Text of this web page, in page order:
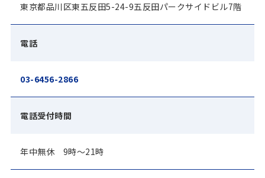
東京都品川区東五反田5-24-9五反田パークサイドビル7階
電話
03-6456-2866
電話受付時間
年中無休 9時～21時